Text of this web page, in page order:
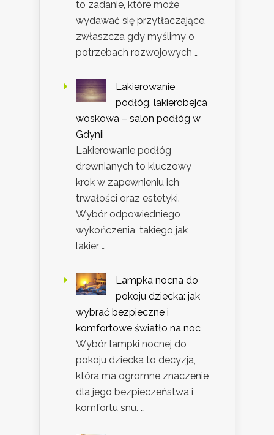
to zadanie, które może
wydawać się przytłaczające,
zwłaszcza gdy myślimy o
potrzebach rozwojowych …
Lakierowanie
podłóg, lakierobejca
woskowa – salon podłóg w
Gdynii
Lakierowanie podłóg
drewnianych to kluczowy
krok w zapewnieniu ich
trwałości oraz estetyki.
Wybór odpowiedniego
wykończenia, takiego jak
lakier …
Lampka nocna do
pokoju dziecka: jak
wybrać bezpieczne i
komfortowe światło na noc
Wybór lampki nocnej do
pokoju dziecka to decyzja,
która ma ogromne znaczenie
dla jego bezpieczeństwa i
komfortu snu. …